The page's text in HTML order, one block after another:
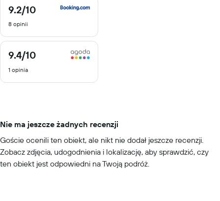
9.2/10
9.2
10
8 opinii
9.4/10
9.4
10
1 opinia
Nie ma jeszcze żadnych recenzji
Goście ocenili ten obiekt, ale nikt nie dodał jeszcze recenzji.
Zobacz zdjęcia, udogodnienia i lokalizację, aby sprawdzić, czy
ten obiekt jest odpowiedni na Twoją podróż.